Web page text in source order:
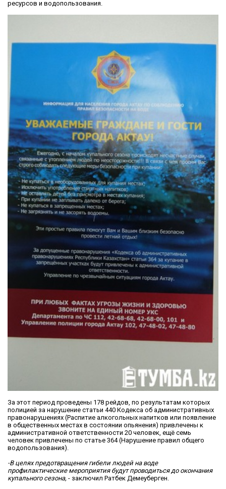
ресурсов и водопользования.
За этот период проведены 178 рейдов, по результатам которых
полицией за нарушение статьи 440 Кодекса об административных
правонарушениях (Распитие алкогольных напитков или появление
в общественных местах в состоянии опьянения) привлечены к
административной ответственности 20 человек, ещё семь
человек привлечены по статье 364 (Нарушение правил общего
водопользования).
-В целях предотвращения гибели людей на воде
профилактические мероприятия будут проводиться до окончания
купального сезона, - заключил Ратбек Демеуберген.